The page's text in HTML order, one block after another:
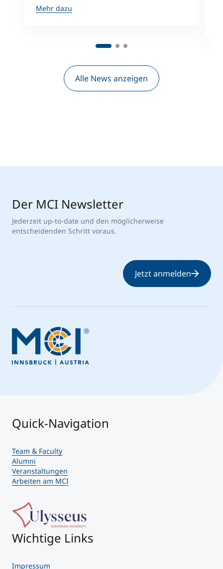
Mehr dazu
Alle News anzeigen
Der MCI Newsletter
Jederzeit up-to-date und den möglicherweise
entscheidenden Schritt voraus.
Jetzt anmelden
Quick-Navigation
Team & Faculty
Alumni
Veranstaltungen
Arbeiten am MCI
Wichtige Links
Impressum